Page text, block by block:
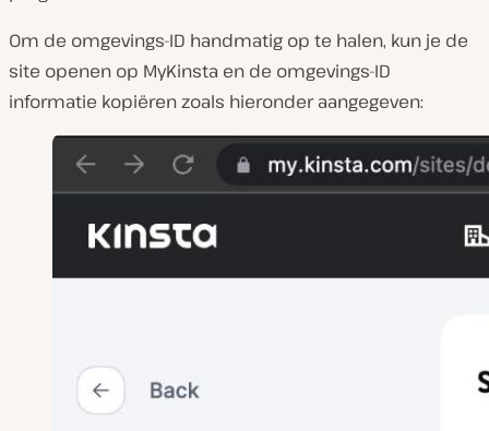
Om de omgevings-ID handmatig op te halen, kun je de
site openen op MyKinsta en de omgevings-ID
informatie kopiëren zoals hieronder aangegeven: